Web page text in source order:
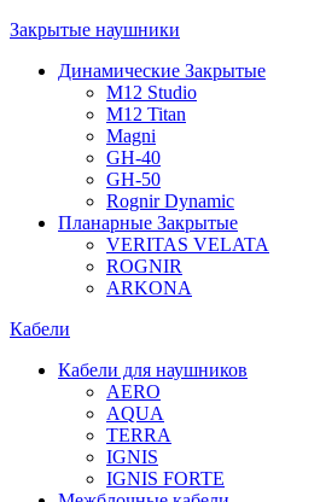
Закрытые наушники
Динамические Закрытые
M12 Studio
M12 Titan
Magni
GH-40
GH-50
Rognir Dynamic
Планарные Закрытые
VERITAS VELATA
ROGNIR
ARKONA
Кабели
Кабели для наушников
AERO
AQUA
TERRA
IGNIS
IGNIS FORTE